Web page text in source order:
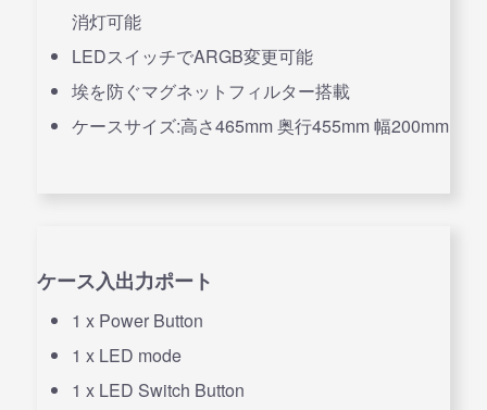
消灯可能
LEDスイッチでARGB変更可能
埃を防ぐマグネットフィルター搭載
ケースサイズ:高さ465mm 奥行455mm 幅200mm
ケース入出力ポート
1 x Power Button
1 x LED mode
1 x LED Switch Button